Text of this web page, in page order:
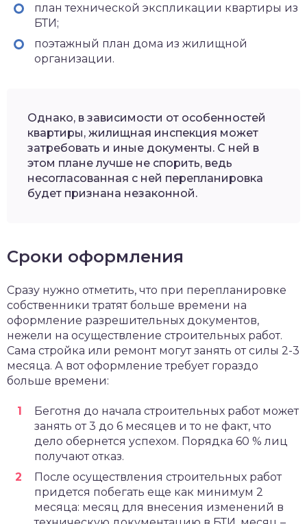
план технической экспликации квартиры из
БТИ;
поэтажный план дома из жилищной
организации.
Однако, в зависимости от особенностей
квартиры, жилищная инспекция может
затребовать и иные документы. С ней в
этом плане лучше не спорить, ведь
несогласованная с ней перепланировка
будет признана незаконной.
Сроки оформления
Сразу нужно отметить, что при перепланировке
собственники тратят больше времени на
оформление разрешительных документов,
нежели на осуществление строительных работ.
Сама стройка или ремонт могут занять от силы 2-3
месяца. А вот оформление требует гораздо
больше времени:
Беготня до начала строительных работ может
занять от 3 до 6 месяцев и то не факт, что
дело обернется успехом. Порядка 60 % лиц
получают отказ.
После осуществления строительных работ
придется побегать еще как минимум 2
месяца: месяц для внесения изменений в